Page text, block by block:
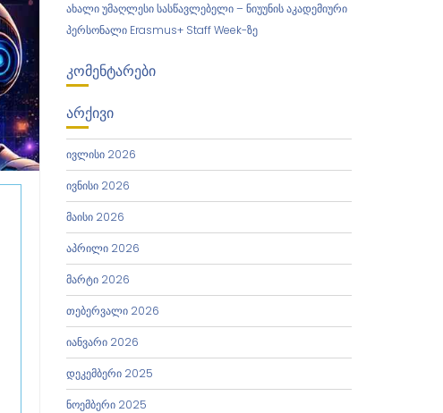
ახალი უმაღლესი სასწავლებელი – ნიუუნის აკადემიური
პერსონალი Erasmus+ Staff Week-ზე
ᲙᲝᲛᲔᲜᲢᲐᲠᲔᲑᲘ
ᲐᲠᲥᲘᲕᲘ
ივლისი 2026
ივნისი 2026
მაისი 2026
აპრილი 2026
მარტი 2026
თებერვალი 2026
იანვარი 2026
დეკემბერი 2025
ნოემბერი 2025